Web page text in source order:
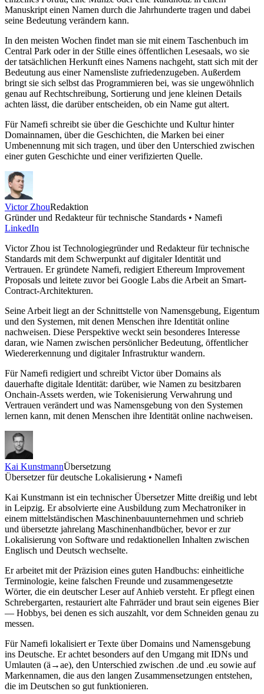
Manuskript einen Namen durch die Jahrhunderte tragen und dabei
seine Bedeutung verändern kann.
In den meisten Wochen findet man sie mit einem Taschenbuch im
Central Park oder in der Stille eines öffentlichen Lesesaals, wo sie
der tatsächlichen Herkunft eines Namens nachgeht, statt sich mit der
Bedeutung aus einer Namensliste zufriedenzugeben. Außerdem
bringt sie sich selbst das Programmieren bei, was sie ungewöhnlich
genau auf Rechtschreibung, Sortierung und jene kleinen Details
achten lässt, die darüber entscheiden, ob ein Name gut altert.
Für Namefi schreibt sie über die Geschichte und Kultur hinter
Domainnamen, über die Geschichten, die Marken bei einer
Umbenennung mit sich tragen, und über den Unterschied zwischen
einer guten Geschichte und einer verifizierten Quelle.
Victor ZhouRedaktion
Gründer und Redakteur für technische Standards • Namefi
LinkedIn
Victor Zhou ist Technologiegründer und Redakteur für technische
Standards mit dem Schwerpunkt auf digitaler Identität und
Vertrauen. Er gründete Namefi, redigiert Ethereum Improvement
Proposals und leitete zuvor bei Google Labs die Arbeit an Smart-
Contract-Architekturen.
Seine Arbeit liegt an der Schnittstelle von Namensgebung, Eigentum
und den Systemen, mit denen Menschen ihre Identität online
nachweisen. Diese Perspektive weckt sein besonderes Interesse
daran, wie Namen zwischen persönlicher Bedeutung, öffentlicher
Wiedererkennung und digitaler Infrastruktur wandern.
Für Namefi redigiert und schreibt Victor über Domains als
dauerhafte digitale Identität: darüber, wie Namen zu besitzbaren
Onchain-Assets werden, wie Tokenisierung Verwahrung und
Vertrauen verändert und was Namensgebung von den Systemen
lernen kann, mit denen Menschen ihre Identität online nachweisen.
Kai KunstmannÜbersetzung
Übersetzer für deutsche Lokalisierung • Namefi
Kai Kunstmann ist ein technischer Übersetzer Mitte dreißig und lebt
in Leipzig. Er absolvierte eine Ausbildung zum Mechatroniker in
einem mittelständischen Maschinenbauunternehmen und schrieb
und übersetzte jahrelang Maschinenhandbücher, bevor er zur
Lokalisierung von Software und redaktionellen Inhalten zwischen
Englisch und Deutsch wechselte.
Er arbeitet mit der Präzision eines guten Handbuchs: einheitliche
Terminologie, keine falschen Freunde und zusammengesetzte
Wörter, die ein deutscher Leser auf Anhieb versteht. Er pflegt einen
Schrebergarten, restauriert alte Fahrräder und braut sein eigenes Bier
— Hobbys, bei denen es sich auszahlt, vor dem Schneiden genau zu
messen.
Für Namefi lokalisiert er Texte über Domains und Namensgebung
ins Deutsche. Er achtet besonders auf den Umgang mit IDNs und
Umlauten (ä→ae), den Unterschied zwischen .de und .eu sowie auf
Markennamen, die aus den langen Zusammensetzungen entstehen,
die im Deutschen so gut funktionieren.